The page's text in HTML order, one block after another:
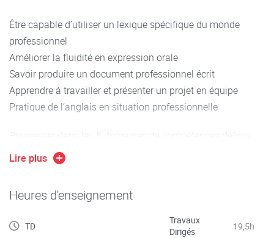
Être capable d’utiliser un lexique spécifique du monde
professionnel
Améliorer la fluidité en expression orale
Savoir produire un document professionnel écrit
Apprendre à travailler et présenter un projet en équipe
Pratique de l’anglais en situation professionnelle
Progresser dans les 5 domaines de compétences définis
par le Cadre Européen des Langues (CECRL) :
compréhension orale, oral en continu, oral en interaction,
s’exprimant sur des sujets variés et complexes.
Lire plus
Heures d'enseignement
TD
Travaux
Dirigés
19,5h